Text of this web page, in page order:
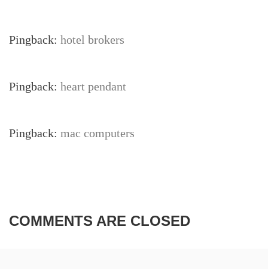
Pingback: hotel brokers
Pingback: heart pendant
Pingback: mac computers
COMMENTS ARE CLOSED